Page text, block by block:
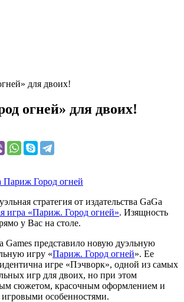
для двоих!
огней» для двоих!
стратегия от издательства GaGa
игра «Париж. Город огней». Изящность
у Вас на столе.
Games представило новую дуэльную
игру «Париж. Город огней». Ее
игре «Пэчворк», одной из самых
игр для двоих, но при этом
сюжетом, красочным оформлением и
особенностями.